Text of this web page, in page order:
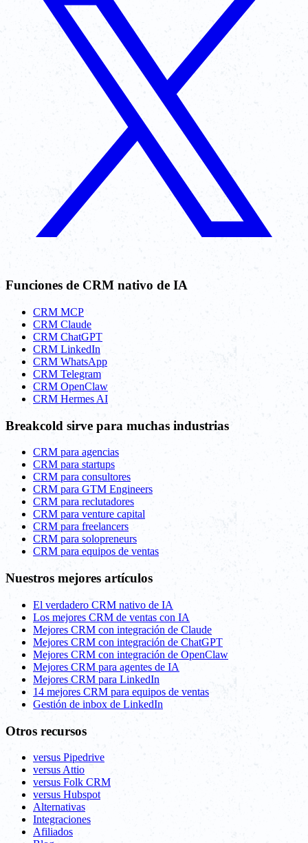
Funciones de CRM nativo de IA
CRM MCP
CRM Claude
CRM ChatGPT
CRM LinkedIn
CRM WhatsApp
CRM Telegram
CRM OpenClaw
CRM Hermes AI
Breakcold sirve para muchas industrias
CRM para agencias
CRM para startups
CRM para consultores
CRM para GTM Engineers
CRM para reclutadores
CRM para venture capital
CRM para freelancers
CRM para solopreneurs
CRM para equipos de ventas
Nuestros mejores artículos
El verdadero CRM nativo de IA
Los mejores CRM de ventas con IA
Mejores CRM con integración de Claude
Mejores CRM con integración de ChatGPT
Mejores CRM con integración de OpenClaw
Mejores CRM para agentes de IA
Mejores CRM para LinkedIn
14 mejores CRM para equipos de ventas
Gestión de inbox de LinkedIn
Otros recursos
versus Pipedrive
versus Attio
versus Folk CRM
versus Hubspot
Alternativas
Integraciones
Afiliados